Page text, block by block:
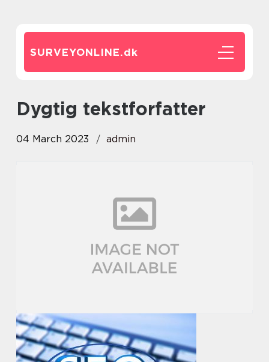
SURVEYONLINE.dk
dygtig tekstforfatter
04 March 2023 admin